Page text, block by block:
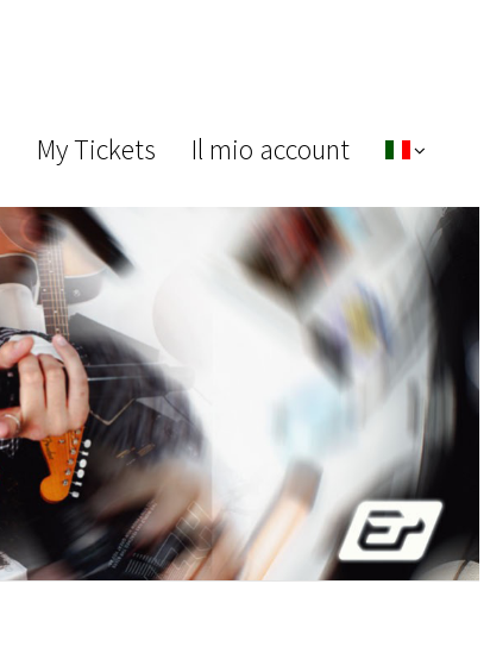
My Tickets Il mio account